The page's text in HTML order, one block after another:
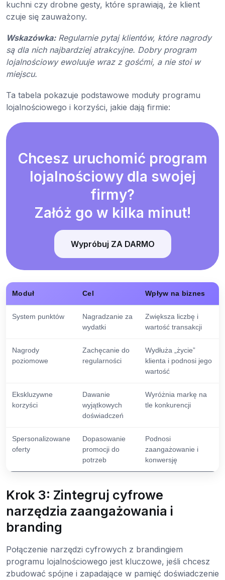
kuchni czy drobne gesty, które sprawiają, że klient
czuje się zauważony.
Wskazówka: Regularnie pytaj klientów, które nagrody
są dla nich najbardziej atrakcyjne. Dobry program
lojalnościowy ewoluuje wraz z gośćmi, a nie stoi w
miejscu.
Ta tabela pokazuje podstawowe moduły programu
lojalnościowego i korzyści, jakie dają firmie:
Chcesz uruchomić program
lojalnościowy dla swojej
firmy?
Załóż go w kilka minut!
Wypróbuj ZA DARMO
Moduł Cel Wpływ na biznes
System punktów
Nagradzanie za
wydatki
Zwiększa liczbę i
wartość transakcji
Nagrody
poziomowe
Zachęcanie do
regularności
Wydłuża „życie”
klienta i podnosi jego
wartość
Ekskluzywne
korzyści
Dawanie
wyjątkowych
doświadczeń
Wyróżnia markę na
tle konkurencji
Spersonalizowane
oferty
Dopasowanie
promocji do
potrzeb
Podnosi
zaangażowanie i
konwersję
Krok 3: Zintegruj cyfrowe
narzędzia zaangażowania i
branding
Połączenie narzędzi cyfrowych z brandingiem
programu lojalnościowego jest kluczowe, jeśli chcesz
zbudować spójne i zapadające w pamięć doświadczenie